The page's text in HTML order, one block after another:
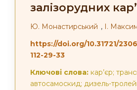
залізорудних
Ю. Монастирський , I.
https://doi.org/10.31721/
112-29-33
Ключові слова: кар’єр;
автосамоскид; дизель-